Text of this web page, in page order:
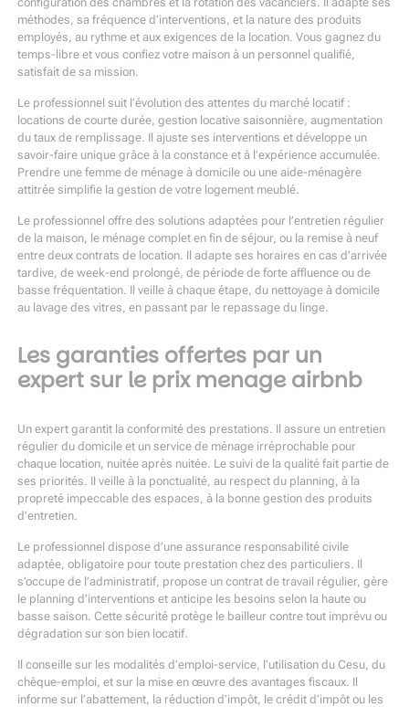
méthodes, sa fréquence d’interventions, et la nature des produits
employés, au rythme et aux exigences de la location. Vous gagnez du
temps-libre et vous confiez votre maison à un personnel qualifié,
satisfait de sa mission.
Le professionnel suit l’évolution des attentes du marché locatif :
locations de courte durée, gestion locative saisonnière, augmentation
du taux de remplissage. Il ajuste ses interventions et développe un
savoir-faire unique grâce à la constance et à l’expérience accumulée.
Prendre une femme de ménage à domicile ou une aide-ménagère
attitrée simplifie la gestion de votre logement meublé.
Le professionnel offre des solutions adaptées pour l’entretien régulier
de la maison, le ménage complet en fin de séjour, ou la remise à neuf
entre deux contrats de location. Il adapte ses horaires en cas d’arrivée
tardive, de week-end prolongé, de période de forte affluence ou de
basse fréquentation. Il veille à chaque étape, du nettoyage à domicile
au lavage des vitres, en passant par le repassage du linge.
Les garanties offertes par un
expert sur le prix menage airbnb
Un expert garantit la conformité des prestations. Il assure un entretien
régulier du domicile et un service de ménage irréprochable pour
chaque location, nuitée après nuitée. Le suivi de la qualité fait partie de
ses priorités. Il veille à la ponctualité, au respect du planning, à la
propreté impeccable des espaces, à la bonne gestion des produits
d’entretien.
Le professionnel dispose d’une assurance responsabilité civile
adaptée, obligatoire pour toute prestation chez des particuliers. Il
s’occupe de l’administratif, propose un contrat de travail régulier, gère
le planning d’interventions et anticipe les besoins selon la haute ou
basse saison. Cette sécurité protège le bailleur contre tout imprévu ou
dégradation sur son bien locatif.
Il conseille sur les modalités d’emploi-service, l’utilisation du Cesu, du
chèque-emploi, et sur la mise en œuvre des avantages fiscaux. Il
informe sur l’abattement, la réduction d’impôt, le crédit d’impôt ou les